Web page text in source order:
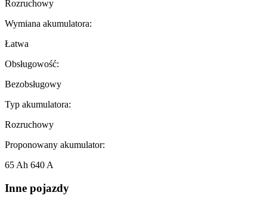
Rozruchowy
Wymiana akumulatora:
Łatwa
Obsługowość:
Bezobsługowy
Typ akumulatora:
Rozruchowy
Proponowany akumulator:
65 Ah 640 A
Inne pojazdy